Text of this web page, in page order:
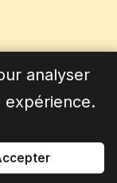
analyser
expérience.